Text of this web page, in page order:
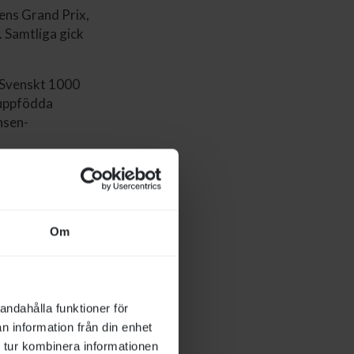
Om
funktioner för
information från din enhet
kombinera informationen
Grand Prix,
Samtliga gick
1000
sedan
från
red den
mål.